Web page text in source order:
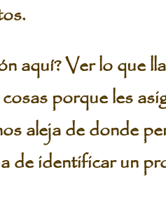
aquí? Ver lo que
cosas porque les
aleja de donde
de identificar un